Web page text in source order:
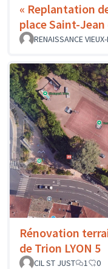
« Replantation
place Saint-Jean
RENAISSANCE
Rénovation
de Trion LYON 5
CIL ST JUST
1 0